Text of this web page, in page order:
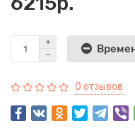
0 отзывов